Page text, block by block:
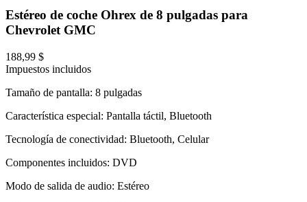
Estéreo de coche Ohrex de 8 pulgadas para
Chevrolet GMC
188,99 $
Impuestos incluidos
Tamaño de pantalla: 8 pulgadas
Característica especial: Pantalla táctil, Bluetooth
Tecnología de conectividad: Bluetooth, Celular
Componentes incluidos: DVD
Modo de salida de audio: Estéreo